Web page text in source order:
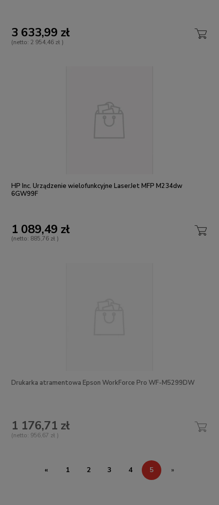
3 633,99 zł
(netto: 2 954,46 zł )
HP Inc. Urządzenie wielofunkcyjne LaserJet MFP M234dw
6GW99F
1 089,49 zł
(netto: 885,76 zł )
Drukarka atramentowa Epson WorkForce Pro WF-M5299DW
1 176,71 zł
(netto: 956,67 zł )
« 1 2 3 4 5 »